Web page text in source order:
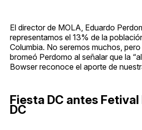
El director de MOLA, Eduardo
representamos el 13% de la
Columbia. No seremos muchos, pero
bromeó Perdomo al señalar que la
Bowser reconoce el aporte de
Fiesta DC antes
DC